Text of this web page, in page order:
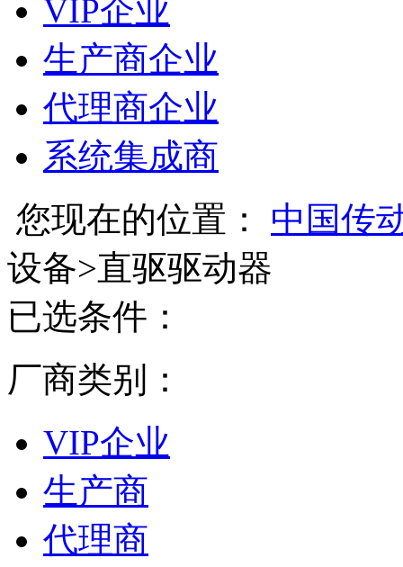
VIP企业
生产商企业
代理商企业
系统集成商
您现在的位置：
中国传
设备>直驱驱动器
已选条件：
厂商类别：
VIP企业
生产商
代理商